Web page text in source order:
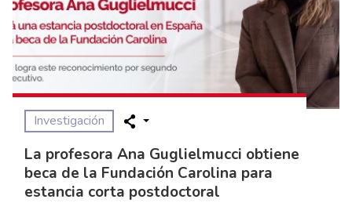
Investigación
La profesora Ana Guglielmucci obtiene
beca de la Fundación Carolina para
estancia corta postdoctoral